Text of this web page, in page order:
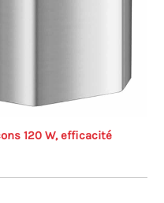
120 W, efficacité